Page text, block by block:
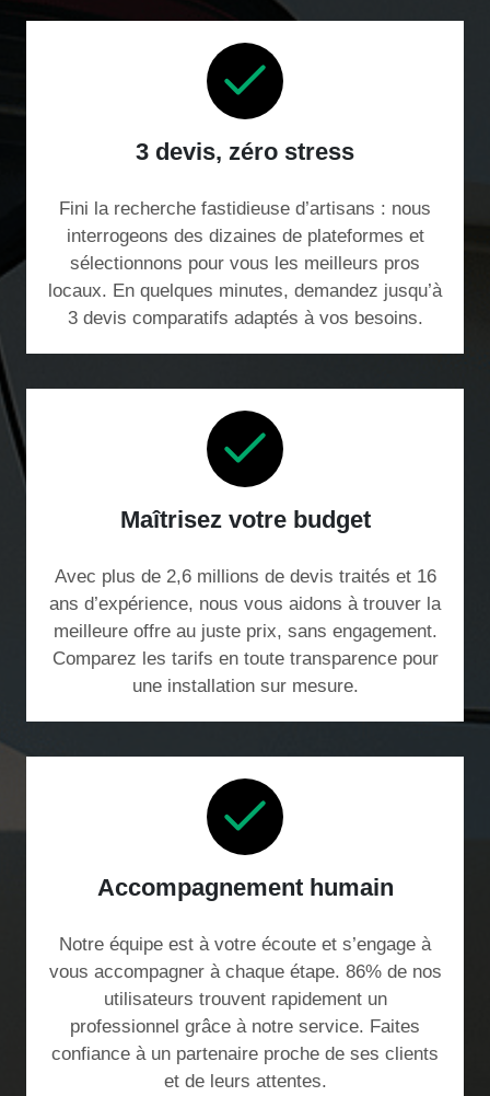
3 devis, zéro stress
Fini la recherche fastidieuse d’artisans : nous
interrogeons des dizaines de plateformes et
sélectionnons pour vous les meilleurs pros
locaux. En quelques minutes, demandez jusqu’à
3 devis comparatifs adaptés à vos besoins.
Maîtrisez votre budget
Avec plus de 2,6 millions de devis traités et 16
ans d’expérience, nous vous aidons à trouver la
meilleure offre au juste prix, sans engagement.
Comparez les tarifs en toute transparence pour
une installation sur mesure.
Accompagnement humain
Notre équipe est à votre écoute et s’engage à
vous accompagner à chaque étape. 86% de nos
utilisateurs trouvent rapidement un
professionnel grâce à notre service. Faites
confiance à un partenaire proche de ses clients
et de leurs attentes.